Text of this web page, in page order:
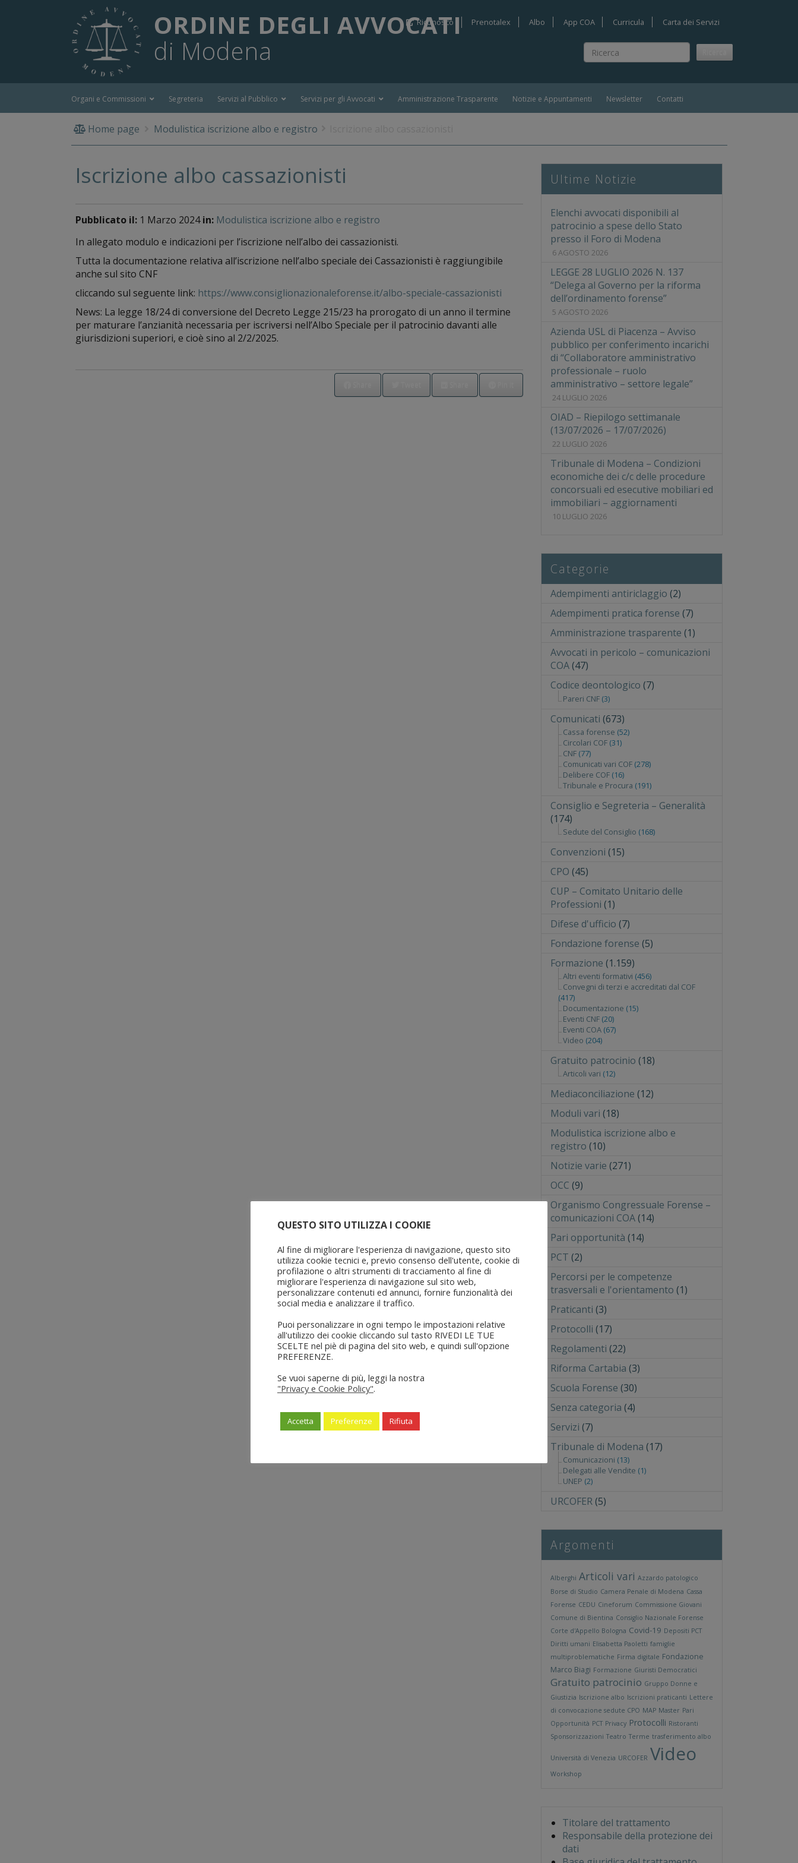
ORDINE DEGLI AVVOCATI
di Modena
Ricerca
Riconosco Prenotalex Albo App COA Curricula Carta dei Servizi
Organi e Commissioni Segreteria Servizi al Pubblico Servizi per gli Avvocati Amministrazione Trasparente Notizie e Appuntamenti Newsletter Contatti
Home page Modulistica iscrizione albo e registro
Iscrizione albo cassazionisti
Pubblicato il: 1 Marzo 2024in: Modulistica iscrizione albo e registro
In allegato modulo e indicazioni per l’iscrizione nell’albo dei cassazionisti.
Tutta la documentazione relativa all’iscrizione nell’albo speciale dei Cassazionisti è raggiungibile
anche sul sito CNF
cliccando sul seguente link: https://www.consiglionazionaleforense.it/albo-speciale-cassazionisti
News: La legge 18/24 di conversione del Decreto Legge 215/23 ha prorogato di un anno il termine
per maturare l’anzianità necessaria per iscriversi nell’Albo Speciale per il patrocinio davanti alle
giurisdizioni superiori, e cioè sino al 2/2/2025.
Ultime Notizie
Elenchi avvocati disponibili al
patrocinio a spese dello Stato
presso il Foro di Modena
6 AGOSTO 2026
LEGGE 28 LUGLIO 2026 N. 137
“Delega al Governo per la riforma
dell’ordinamento forense”
5 AGOSTO 2026
Azienda USL di Piacenza – Avviso
pubblico per conferimento incarichi
di “Collaboratore amministrativo
professionale – ruolo
amministrativo – settore legale”
24 LUGLIO 2026
OIAD – Riepilogo settimanale
(13/07/2026 – 17/07/2026)
22 LUGLIO 2026
Tribunale di Modena – Condizioni
economiche dei c/c delle procedure
concorsuali ed esecutive mobiliari ed
immobiliari – aggiornamenti
10 LUGLIO 2026
Categorie
Adempimenti antiriclaggio (2)
Adempimenti pratica forense (7)
Amministrazione trasparente (1)
Avvocati in pericolo – comunicazioni
COA(47)
Codice deontologico (7)
Pareri CNF (3)
Comunicati (673)
Cassa forense (52)
Circolari COF (31)
CNF (77)
Comunicati vari COF (278)
Delibere COF (16)
Tribunale e Procura (191)
Consiglio e Segreteria – Generalità
(174)
Sedute del Consiglio (168)
Convenzioni (15)
CPO (45)
CUP – Comitato Unitario delle
Professioni (1)
Difese d'ufficio (7)
Fondazione forense (5)
Formazione (1.159)
Altri eventi formativi (456)
Convegni di terzi e accreditati dal COF
(417)
Documentazione (15)
Eventi CNF (20)
Eventi COA (67)
Video (204)
Gratuito patrocinio (18)
Articoli vari (12)
Mediaconciliazione (12)
Moduli vari (18)
Modulistica iscrizione albo e
registro (10)
Notizie varie (271)
OCC (9)
Organismo Congressuale Forense –
comunicazioni COA(14)
Pari opportunità (14)
PCT (2)
Percorsi per le competenze
trasversali e l'orientamento (1)
Praticanti (3)
Protocolli (17)
Regolamenti (22)
Riforma Cartabia (3)
Scuola Forense (30)
Senza categoria (4)
Servizi (7)
Tribunale di Modena (17)
Comunicazioni (13)
Delegati alle Vendite (1)
UNEP (2)
URCOFER(5)
Argomenti
Alberghi Articoli vari Azzardo patologico
Borse di Studio Camera Penale di Modena Cassa
Forense CEDU Cineforum Commissione Giovani
Comune di Bientina Consiglio Nazionale Forense
Corte d'Appello Bologna Covid-19 Depositi PCT
Diritti umani Elisabetta Paoletti famiglie
multiproblematiche Firma digitale Fondazione
Marco Biagi Formazione Giuristi Democratici
Gratuito patrocinio Gruppo Donne e
Giustizia Iscrizione albo Iscrizioni praticanti Lettere
di convocazione sedute CPO MAP Master Pari
Opportunità PCT Privacy Protocolli Ristoranti
Sponsorizzazioni Teatro Terme trasferimento albo
Università di Venezia URCOFER Video
Workshop
Titolare del trattamento
Responsabile della protezione dei
dati
QUESTO SITO UTILIZZA I COOKIE
Al fine di migliorare l'esperienza di navigazione, questo sito
utilizza cookie tecnici e, previo consenso dell'utente, cookie di
profilazione o altri strumenti di tracciamento al fine di
migliorare l'esperienza di navigazione sul sito web,
personalizzare contenuti ed annunci, fornire funzionalità dei
social media e analizzare il traffico.
Puoi personalizzare in ogni tempo le impostazioni relative
all'utilizzo dei cookie cliccando sul tasto RIVEDI LE TUE
SCELTE nel piè di pagina del sito web, e quindi sull'opzione
PREFERENZE.
Se vuoi saperne di più, leggi la nostra
"Privacy e Cookie Policy".
Accetta Preferenze Rifiuta